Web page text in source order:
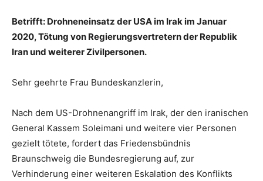
Betrifft: Drohneneinsatz der USA im Irak im Januar
2020, Tötung von Regierungsvertretern der Republik
Iran und weiterer Zivilpersonen.
Sehr geehrte Frau Bundeskanzlerin,
Nach dem US-Drohnenangriff im Irak, der den iranischen
General Kassem Soleimani und weitere vier Personen
gezielt tötete, fordert das Friedensbündnis
Braunschweig die Bundesregierung auf, zur
Verhinderung einer weiteren Eskalation des Konflikts